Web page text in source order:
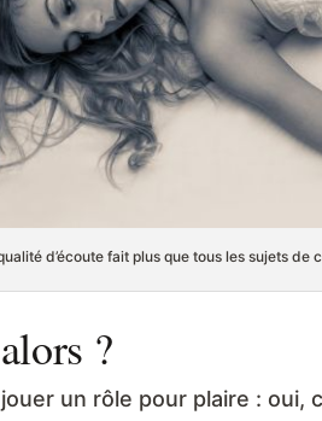
d’écoute fait plus que tous les sujets de
?
un rôle pour plaire :